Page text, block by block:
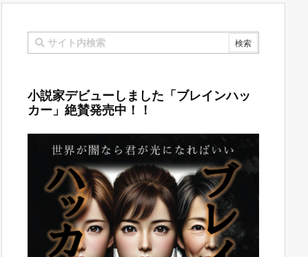
小説家デビューしました「ブレインハッ
カー」絶賛発売中！！